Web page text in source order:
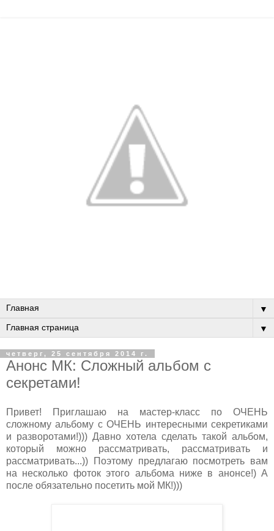
▼
▼
четверг, 25 сентября 2014 г.
Анонс МК: Сложный альбом с
секретами!
Привет! Приглашаю на мастер-класс по ОЧЕНЬ
сложному альбому с ОЧЕНЬ интересными секретиками
и разворотами!))) Давно хотела сделать такой альбом,
который можно рассматривать, рассматривать и
рассматривать...)) Поэтому предлагаю посмотреть вам
на несколько фоток этого альбома ниже в анонсе!) А
после обязательно посетить мой МК!)))